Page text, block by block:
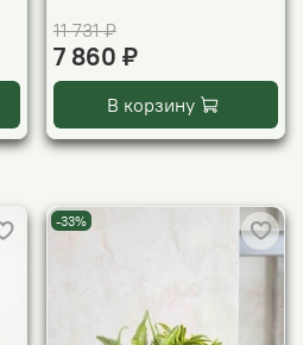
11 731 ₽
7 860 ₽
В корзину
-33%